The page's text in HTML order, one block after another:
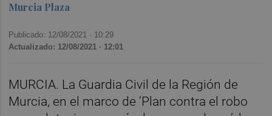
Murcia Plaza
Publicado: 12/08/2021 · 10:29
Actualizado: 12/08/2021 · 12:01
MURCIA. La Guardia Civil de la Región de
Murcia, en el marco de ‘Plan contra el robo